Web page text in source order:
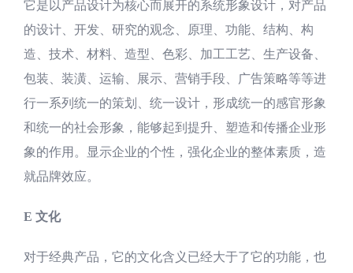
它是以产品设计为核心而展开的系统形象设计，对产品
的设计、开发、研究的观念、原理、功能、结构、构
造、技术、材料、造型、色彩、加工工艺、生产设备、
包装、装潢、运输、展示、营销手段、广告策略等等进
行一系列统一的策划、统一设计，形成统一的感官形象
和统一的社会形象，能够起到提升、塑造和传播企业形
象的作用。显示企业的个性，强化企业的整体素质，造
就品牌效应。
E 文化
对于经典产品，它的文化含义已经大于了它的功能，也